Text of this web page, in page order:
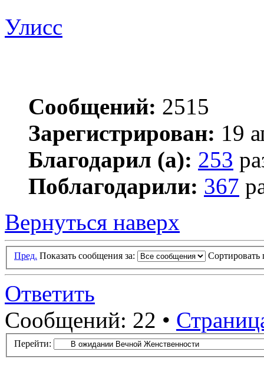
Улисс
Сообщений: 2515
Зарегистрирован: 19
Благодарил (а): 253
Поблагодарили: 367
Вернуться наверх
Пред. Показать сообщения за: Сортировать
Ответить
Сообщений: 22 •
Перейти: